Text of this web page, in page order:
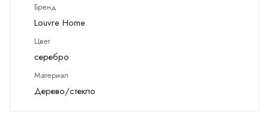
Бренд
Louvre Home
Цвет
серебро
Материал
Дерево/стекло